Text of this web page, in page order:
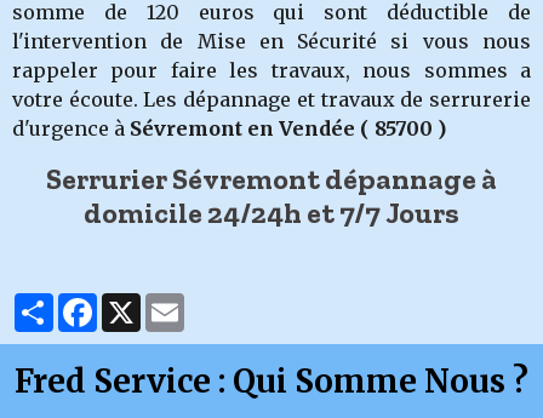
somme de 120 euros qui sont déductible de
l'intervention de Mise en Sécurité si vous nous
rappeler pour faire les travaux, nous sommes a
votre écoute. Les dépannage et travaux de serrurerie
d'urgence à Sévremont en Vendée ( 85700 )
Serrurier Sévremont dépannage à
domicile 24/24h et 7/7 Jours
PartagerFacebook
X
Fred Service : Qui Somme Nous ?